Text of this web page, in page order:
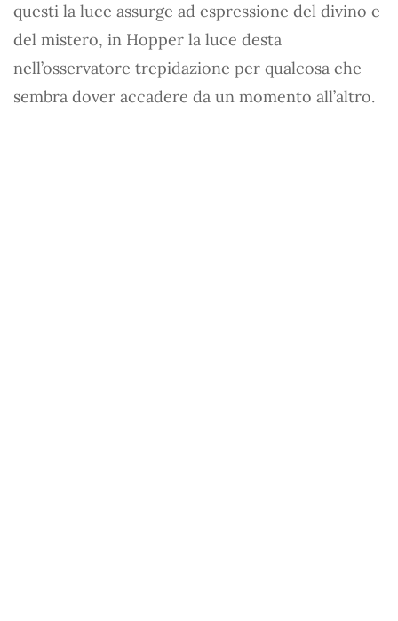
questi la luce assurge ad espressione del divino e
del mistero, in Hopper la luce desta
nell’osservatore trepidazione per qualcosa che
sembra dover accadere da un momento all’altro.